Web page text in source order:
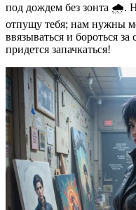
под дождем без зонта 🌧️.
отпущу тебя; нам нужны
ввязываться и бороться
придется запачкаться!